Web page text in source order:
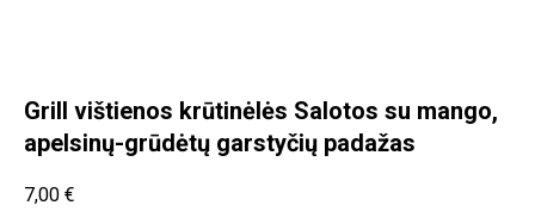
Grill vištienos krūtinėlės Salotos su mango,
apelsinų-grūdėtų garstyčių padažas
7,00 €